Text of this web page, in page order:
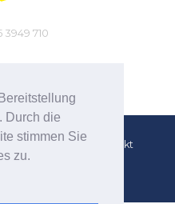
Durch die
stimmen Sie
zu.
3949 710
Kontakt